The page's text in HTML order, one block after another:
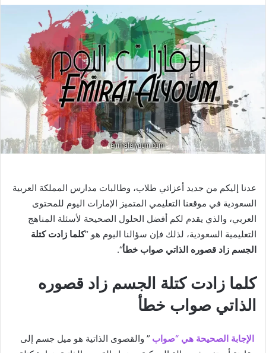
عدنا إليكم من جديد أعزائي طلاب، وطالبات مدارس المملكة العربية
السعودية في موقعنا التعليمي المتميز الإمارات اليوم للمحتوى
العربي، والذي يقدم لكم أفضل الحلول الصحيحة لأسئلة المناهج
التعليمية السعودية، لذلك فإن سؤالنا اليوم هو “كلما زادت كتلة
الجسم زاد قصوره الذاتي صواب خطأ“.
كلما زادت كتلة الجسم زاد قصوره
الذاتي صواب خطأ
الإجابة الصحيحة هي “صواب ” والقصوى الذاتية هو ميل جسم إلى